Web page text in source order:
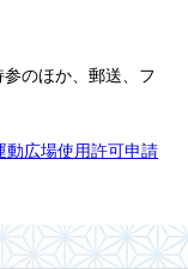
のほか、郵送、フ
動広場使用許可申請